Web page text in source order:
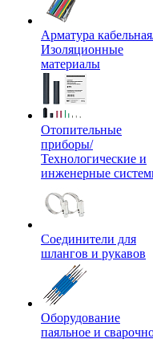
Арматура
Изоляционные
материалы
Отопительные
приборы/
Технологические и
инженерные
Соединители для
шлангов и рукавов
Оборудование
паяльное и